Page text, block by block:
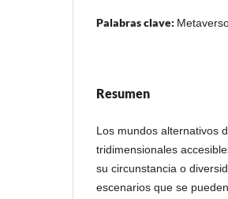
Palabras clave:
Resumen
Los mundos alternativos
tridimensionales
su circunstancia o
escenarios que se